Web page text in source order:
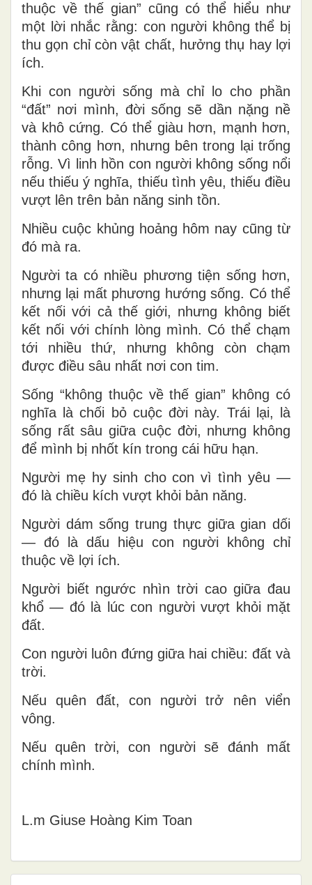
thuộc về thế gian” cũng có thể hiểu như
một lời nhắc rằng: con người không thể bị
thu gọn chỉ còn vật chất, hưởng thụ hay lợi
ích.
Khi con người sống mà chỉ lo cho phần
“đất” nơi mình, đời sống sẽ dần nặng nề
và khô cứng. Có thể giàu hơn, mạnh hơn,
thành công hơn, nhưng bên trong lại trống
rỗng. Vì linh hồn con người không sống nổi
nếu thiếu ý nghĩa, thiếu tình yêu, thiếu điều
vượt lên trên bản năng sinh tồn.
Nhiều cuộc khủng hoảng hôm nay cũng từ
đó mà ra.
Người ta có nhiều phương tiện sống hơn,
nhưng lại mất phương hướng sống. Có thể
kết nối với cả thế giới, nhưng không biết
kết nối với chính lòng mình. Có thể chạm
tới nhiều thứ, nhưng không còn chạm
được điều sâu nhất nơi con tim.
Sống “không thuộc về thế gian” không có
nghĩa là chối bỏ cuộc đời này. Trái lại, là
sống rất sâu giữa cuộc đời, nhưng không
để mình bị nhốt kín trong cái hữu hạn.
Người mẹ hy sinh cho con vì tình yêu —
đó là chiều kích vượt khỏi bản năng.
Người dám sống trung thực giữa gian dối
— đó là dấu hiệu con người không chỉ
thuộc về lợi ích.
Người biết ngước nhìn trời cao giữa đau
khổ — đó là lúc con người vượt khỏi mặt
đất.
Con người luôn đứng giữa hai chiều: đất và
trời.
Nếu quên đất, con người trở nên viển
vông.
Nếu quên trời, con người sẽ đánh mất
chính mình.
L.m Giuse Hoàng Kim Toan